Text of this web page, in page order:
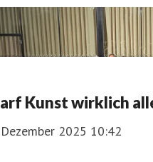
Kunst wirklich
2025 10:42